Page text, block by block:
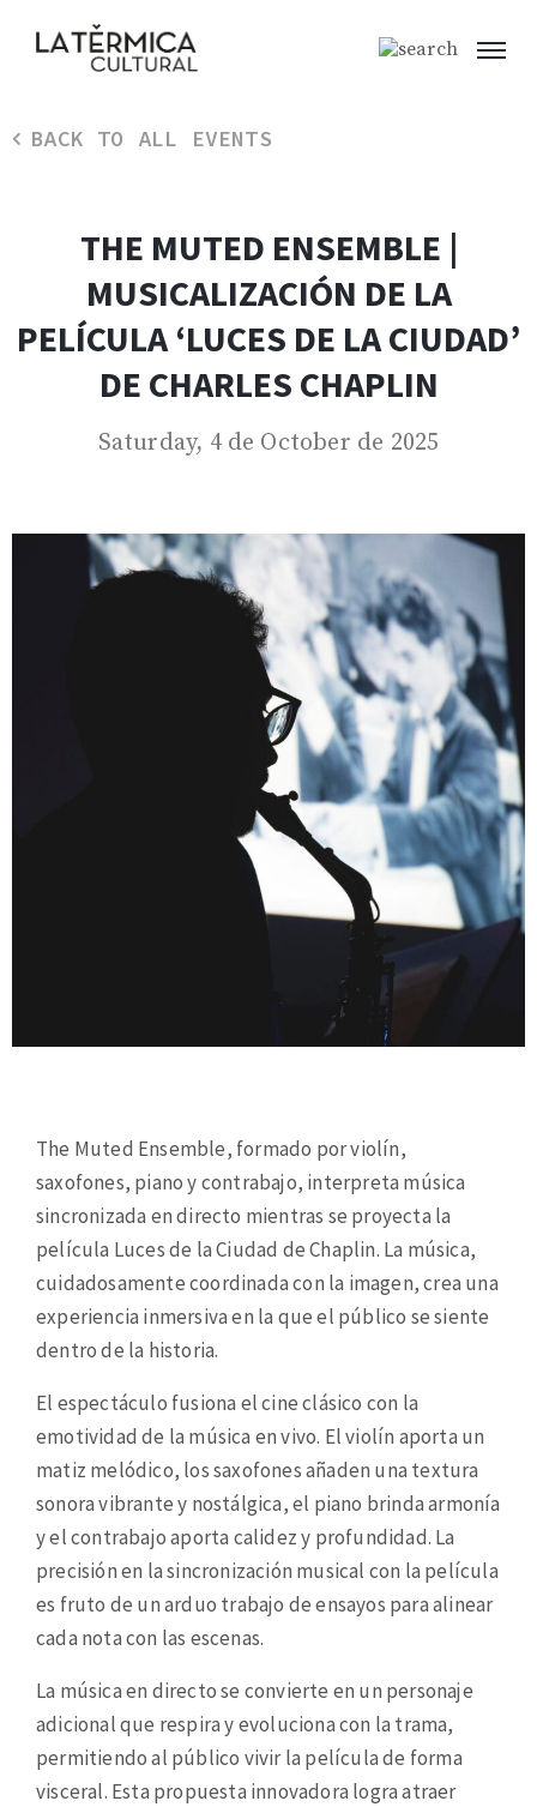
BACK TO ALL EVENTS
THE MUTED ENSEMBLE |
MUSICALIZACIÓN DE LA
PELÍCULA ‘LUCES DE LA CIUDAD’
DE CHARLES CHAPLIN
Saturday, 4 de October de 2025
The Muted Ensemble, formado por violín,
saxofones, piano y contrabajo, interpreta música
sincronizada en directo mientras se proyecta la
película Luces de la Ciudad de Chaplin. La música,
cuidadosamente coordinada con la imagen, crea una
experiencia inmersiva en la que el público se siente
dentro de la historia.
El espectáculo fusiona el cine clásico con la
emotividad de la música en vivo. El violín aporta un
matiz melódico, los saxofones añaden una textura
sonora vibrante y nostálgica, el piano brinda armonía
y el contrabajo aporta calidez y profundidad. La
precisión en la sincronización musical con la película
es fruto de un arduo trabajo de ensayos para alinear
cada nota con las escenas.
La música en directo se convierte en un personaje
adicional que respira y evoluciona con la trama,
permitiendo al público vivir la película de forma
visceral. Esta propuesta innovadora logra atraer